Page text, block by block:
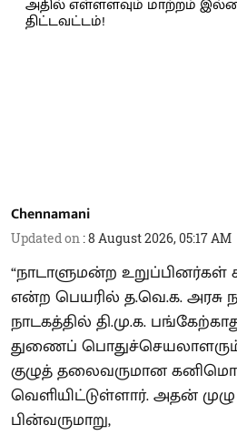
Chennamani
Updated on :8 August 2026, 05:17 AM
“நாடாளுமன்ற உறுப்பினர்கள்
என்ற பெயரில் த.வெ.க. அரசு
நாடகத்தில் தி.மு.க.
துணைப்
குழுத் தலைவருமான
வெளியிட்டுள்ளார். அதன்
பின்வருமாறு,